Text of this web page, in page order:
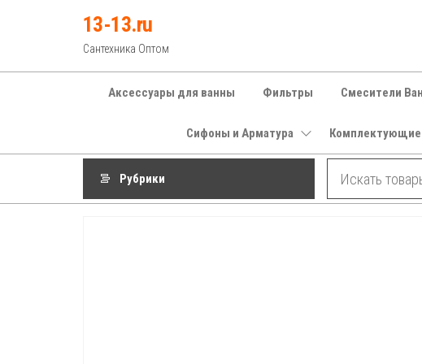
13-13.ru
Сантехника Оптом
Аксессуары для ванны Фильтры Смесители
Сифоны и Арматура
Рубрики